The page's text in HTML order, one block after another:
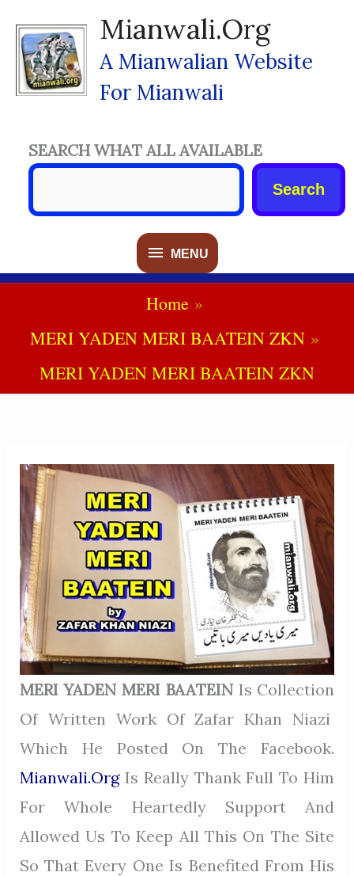
Content
Mianwali.org
A Mianwalian Website
For Mianwali
MENU
MENU
SEARCH WHAT ALL AVAILABLE
Search
Home
MERI YADEN MERI BAATEIN ZKN
MERI YADEN MERI BAATEIN ZKN
MERI YADEN MERI BAATEINIs Collection
Of Written Work Of Zafar Khan Niazi
Which He Posted On The Facebook.
Mianwali.orgIs Really Thank Full To Him
For Whole Heartedly Support And
Allowed Us To Keep All This On The Site
So That Every One Is Benefited From His